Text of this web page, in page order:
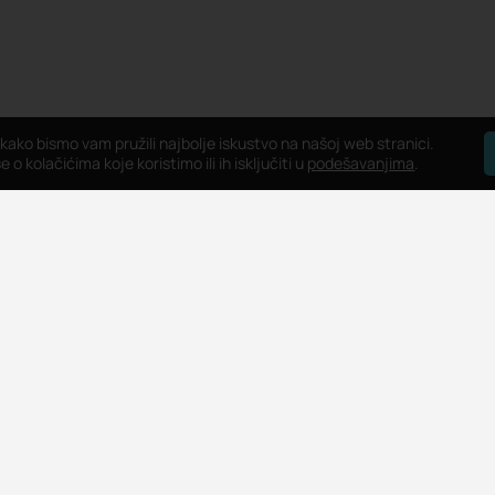
bismo vam pružili najbolje iskustvo na našoj web stranici.
o kolačićima koje koristimo ili ih isključiti u podešavanjima.